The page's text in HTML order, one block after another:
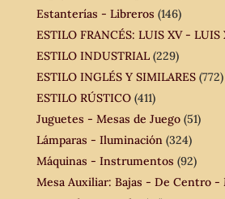
Estanterías - Libreros (146)
ESTILO FRANCÉS: LUIS XV - LUIS
ESTILO INDUSTRIAL (229)
ESTILO INGLÉS Y SIMILARES (772)
ESTILO RÚSTICO (411)
Juguetes - Mesas de Juego (51)
Lámparas - Iluminación (324)
Máquinas - Instrumentos (92)
Mesa Auxiliar: Bajas - De Centro -